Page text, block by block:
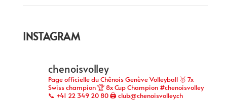
INSTAGRAM
chenoisvolley
Page officielle du Chênois Genève Volleyball 🥇 7x
Swiss champion 🏆 8x Cup Champion #chenoisvolley
📞 +41 22 349 20 80 🖨 club@chenoisvolley.ch